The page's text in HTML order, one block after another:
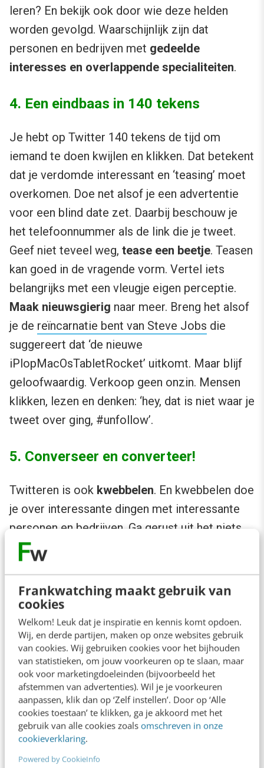
Frankwatching maakt gebruik van
cookies
Welkom! Leuk dat je inspiratie en kennis komt opdoen.
Wij, en derde partijen, maken op onze websites gebruik
van cookies. Wij gebruiken cookies voor het bijhouden
van statistieken, om jouw voorkeuren op te slaan, maar
ook voor marketingdoeleinden (bijvoorbeeld het
afstemmen van advertenties). Wil je je voorkeuren
aanpassen, klik dan op ‘Zelf instellen’. Door op ‘Alle
cookies toestaan’ te klikken, ga je akkoord met het
gebruik van alle cookies zoals omschreven in onze
cookieverklaring.
Powered by CookieInfo
leren? En bekijk ook door wie deze helden
worden gevolgd. Waarschijnlijk zijn dat
personen en bedrijven met gedeelde
interesses en overlappende specialiteiten.
4. Een eindbaas in 140 tekens
Je hebt op Twitter 140 tekens de tijd om
iemand te doen kwijlen en klikken. Dat betekent
dat je verdomde interessant en ‘teasing’ moet
overkomen. Doe net alsof je een advertentie
voor een blind date zet. Daarbij beschouw je
het telefoonnummer als de link die je tweet.
Geef niet teveel weg, tease een beetje. Teasen
kan goed in de vragende vorm. Vertel iets
belangrijks met een vleugje eigen perceptie.
Maak nieuwsgierig naar meer. Breng het alsof
je de reïncarnatie bent van Steve Jobs die
suggereert dat ‘de nieuwe
iPlopMacOsTabletRocket’ uitkomt. Maar blijf
geloofwaardig. Verkoop geen onzin. Mensen
klikken, lezen en denken: ‘hey, dat is niet waar je
tweet over ging, #unfollow’.
5. Converseer en converteer!
Twitteren is ook kwebbelen. En kwebbelen doe
je over interessante dingen met interessante
personen en bedrijven. Ga gerust uit het niets
een gesprek met iemand aan. Zolang het de
ander boeit of verder helpt, heb je geen reden
om verlegen te zijn. Stel het je zo voor:
iedereen is backpacker en staat voor de deur
van een hostel een sigaret te roken. Als jij een
aansteker hebt of nodig hebt, maak je binnen
enkele minuten ontelbaar veel vrienden.
Zoek daarom op onderwerpen waar je in bent
gespecialiseerd.Kijk wat mensen te zeggen
hebben. Wellicht dat iemand een vraag heeft